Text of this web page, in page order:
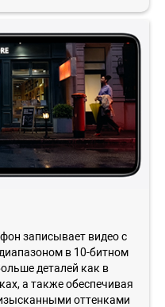
записывает видео с
в 10-битном
деталей как в
а также обеспечивая
оттенками